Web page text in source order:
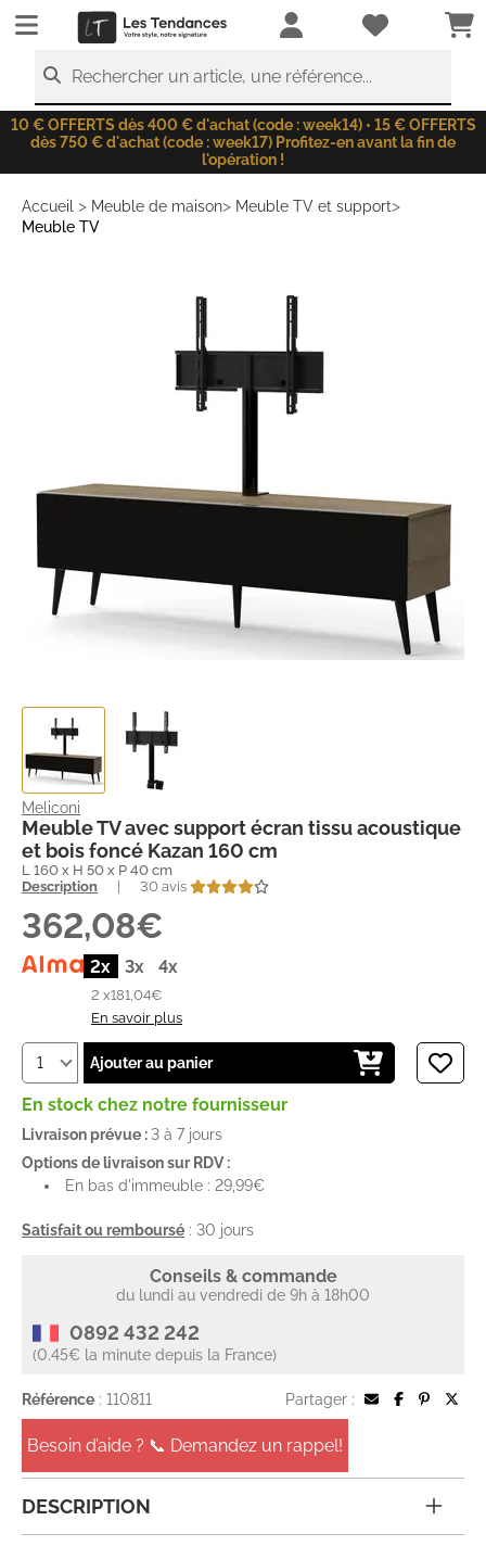
LesTendances.fr
Rechercher un article, une référence...
10 € OFFERTS dès 400 € d'achat (code : week14) • 15 € OFFERTS
dès 750 € d'achat (code : week17) Profitez-en avant la fin de
l'opération !
Accueil > Meuble de maison> Meuble TV et support>
Meuble TV
Meliconi
Meuble TV avec support écran tissu acoustique
et bois foncé Kazan 160 cm
L 160 x H 50 x P 40 cm
Description
30 avis
362,08€
2x 3x 4x
2 x181,04€
En savoir plus
Ajouter au panier
En stock chez notre fournisseur
Livraison prévue : 3 à 7 jours
Options de livraison sur RDV :
En bas d'immeuble : 29,99€
Satisfait ou remboursé : 30 jours
Conseils & commande
du lundi au vendredi de 9h à 18h00
0892 432 242
(0.45€ la minute depuis la France)
Référence : 110811 Partager :
Besoin d’aide ? 📞 Demandez un rappel!
DESCRIPTION